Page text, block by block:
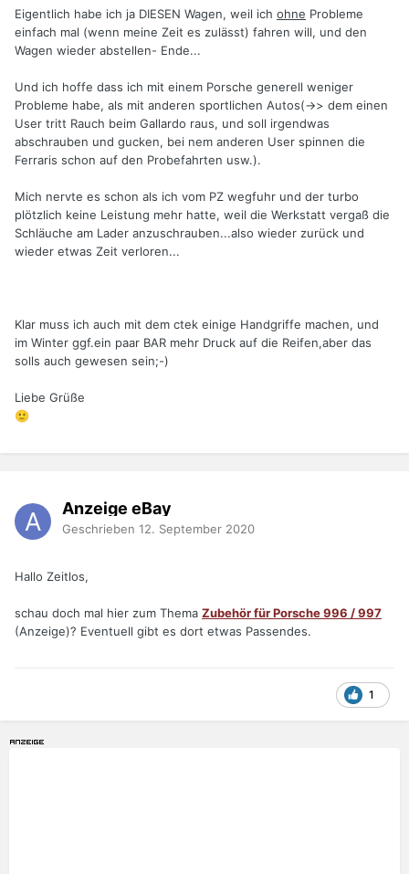
Eigentlich habe ich ja DIESEN Wagen, weil ich ohne Probleme
einfach mal (wenn meine Zeit es zulässt) fahren will, und den
Wagen wieder abstellen- Ende...
Und ich hoffe dass ich mit einem Porsche generell weniger
Probleme habe, als mit anderen sportlichen Autos(->> dem einen
User tritt Rauch beim Gallardo raus, und soll irgendwas
abschrauben und gucken, bei nem anderen User spinnen die
Ferraris schon auf den Probefahrten usw.).
Mich nervte es schon als ich vom PZ wegfuhr und der turbo
plötzlich keine Leistung mehr hatte, weil die Werkstatt vergaß die
Schläuche am Lader anzuschrauben...also wieder zurück und
wieder etwas Zeit verloren...
Klar muss ich auch mit dem ctek einige Handgriffe machen, und
im Winter ggf.ein paar BAR mehr Druck auf die Reifen,aber das
solls auch gewesen sein;-)
Liebe Grüße
🙂
Anzeige eBay
Geschrieben 12. September 2020
Hallo Zeitlos,
schau doch mal hier zum Thema Zubehör für Porsche 996 / 997
(Anzeige)? Eventuell gibt es dort etwas Passendes.
1